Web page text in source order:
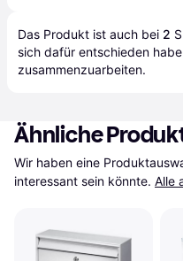
Das Produkt ist auch bei 2
sich dafür entschieden
zusammenzuarbeiten.
Ähnliche
Wir haben eine
interessant sein könnte. Alle